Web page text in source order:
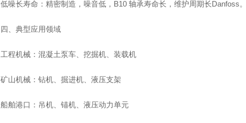
低噪长寿命：精密制造，噪音低，B10 轴承寿命长，维护周期长Danfoss
四、典型应用领域
工程机械：混凝土泵车、挖掘机、装载机
矿山机械：钻机、掘进机、液压支架
船舶港口：吊机、锚机、液压动力单元